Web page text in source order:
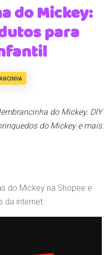
do Mickey:
para
do Mickey. DIY
do Mickey e mais.
do Mickey na Shopee e
da internet.